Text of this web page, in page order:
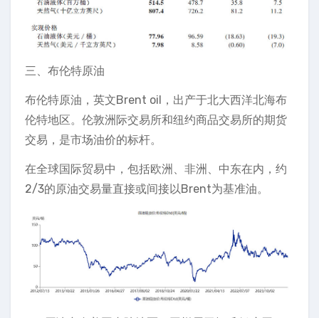
三、布伦特原油
布伦特原油，英文Brent oil，出产于北大西洋北海布
伦特地区。伦敦洲际交易所和纽约商品交易所的期货
交易，是市场油价的标杆。
在全球国际贸易中，包括欧洲、非洲、中东在内，约
2/3的原油交易量直接或间接以Brent为基准油。